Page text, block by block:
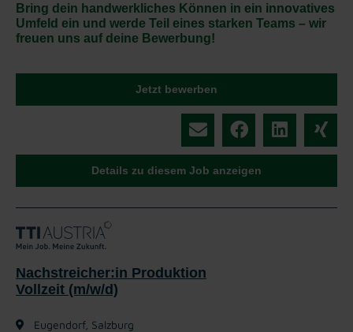
Bring dein handwerkliches Können in ein innovatives
Umfeld ein und werde Teil eines starken Teams – wir
freuen uns auf deine Bewerbung!
Jetzt bewerben
Details zu diesem Job anzeigen
Nachstreicher:in Produktion
Vollzeit (m/w/d)
Eugendorf, Salzburg